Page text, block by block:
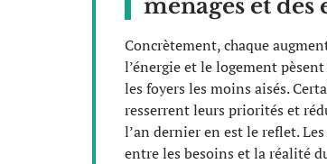
ménages et des
Concrètement, chaque
l’énergie et le logement
les foyers les moins aisés.
resserrent leurs priorités et
l’an dernier en est le reflet.
entre les besoins et la réalité